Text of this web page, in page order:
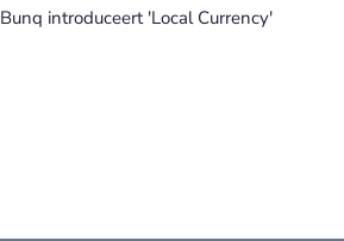
Bunq introduceert 'Local Currency'